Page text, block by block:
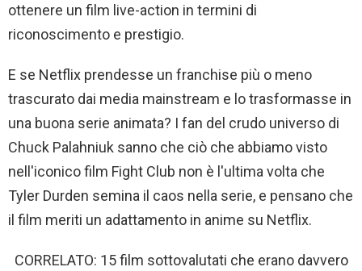
ottenere un film live-action in termini di
riconoscimento e prestigio.
E se Netflix prendesse un franchise più o meno
trascurato dai media mainstream e lo trasformasse in
una buona serie animata? I fan del crudo universo di
Chuck Palahniuk sanno che ciò che abbiamo visto
nell'iconico film Fight Club non è l'ultima volta che
Tyler Durden semina il caos nella serie, e pensano che
il film meriti un adattamento in anime su Netflix.
CORRELATO: 15 film sottovalutati che erano davvero